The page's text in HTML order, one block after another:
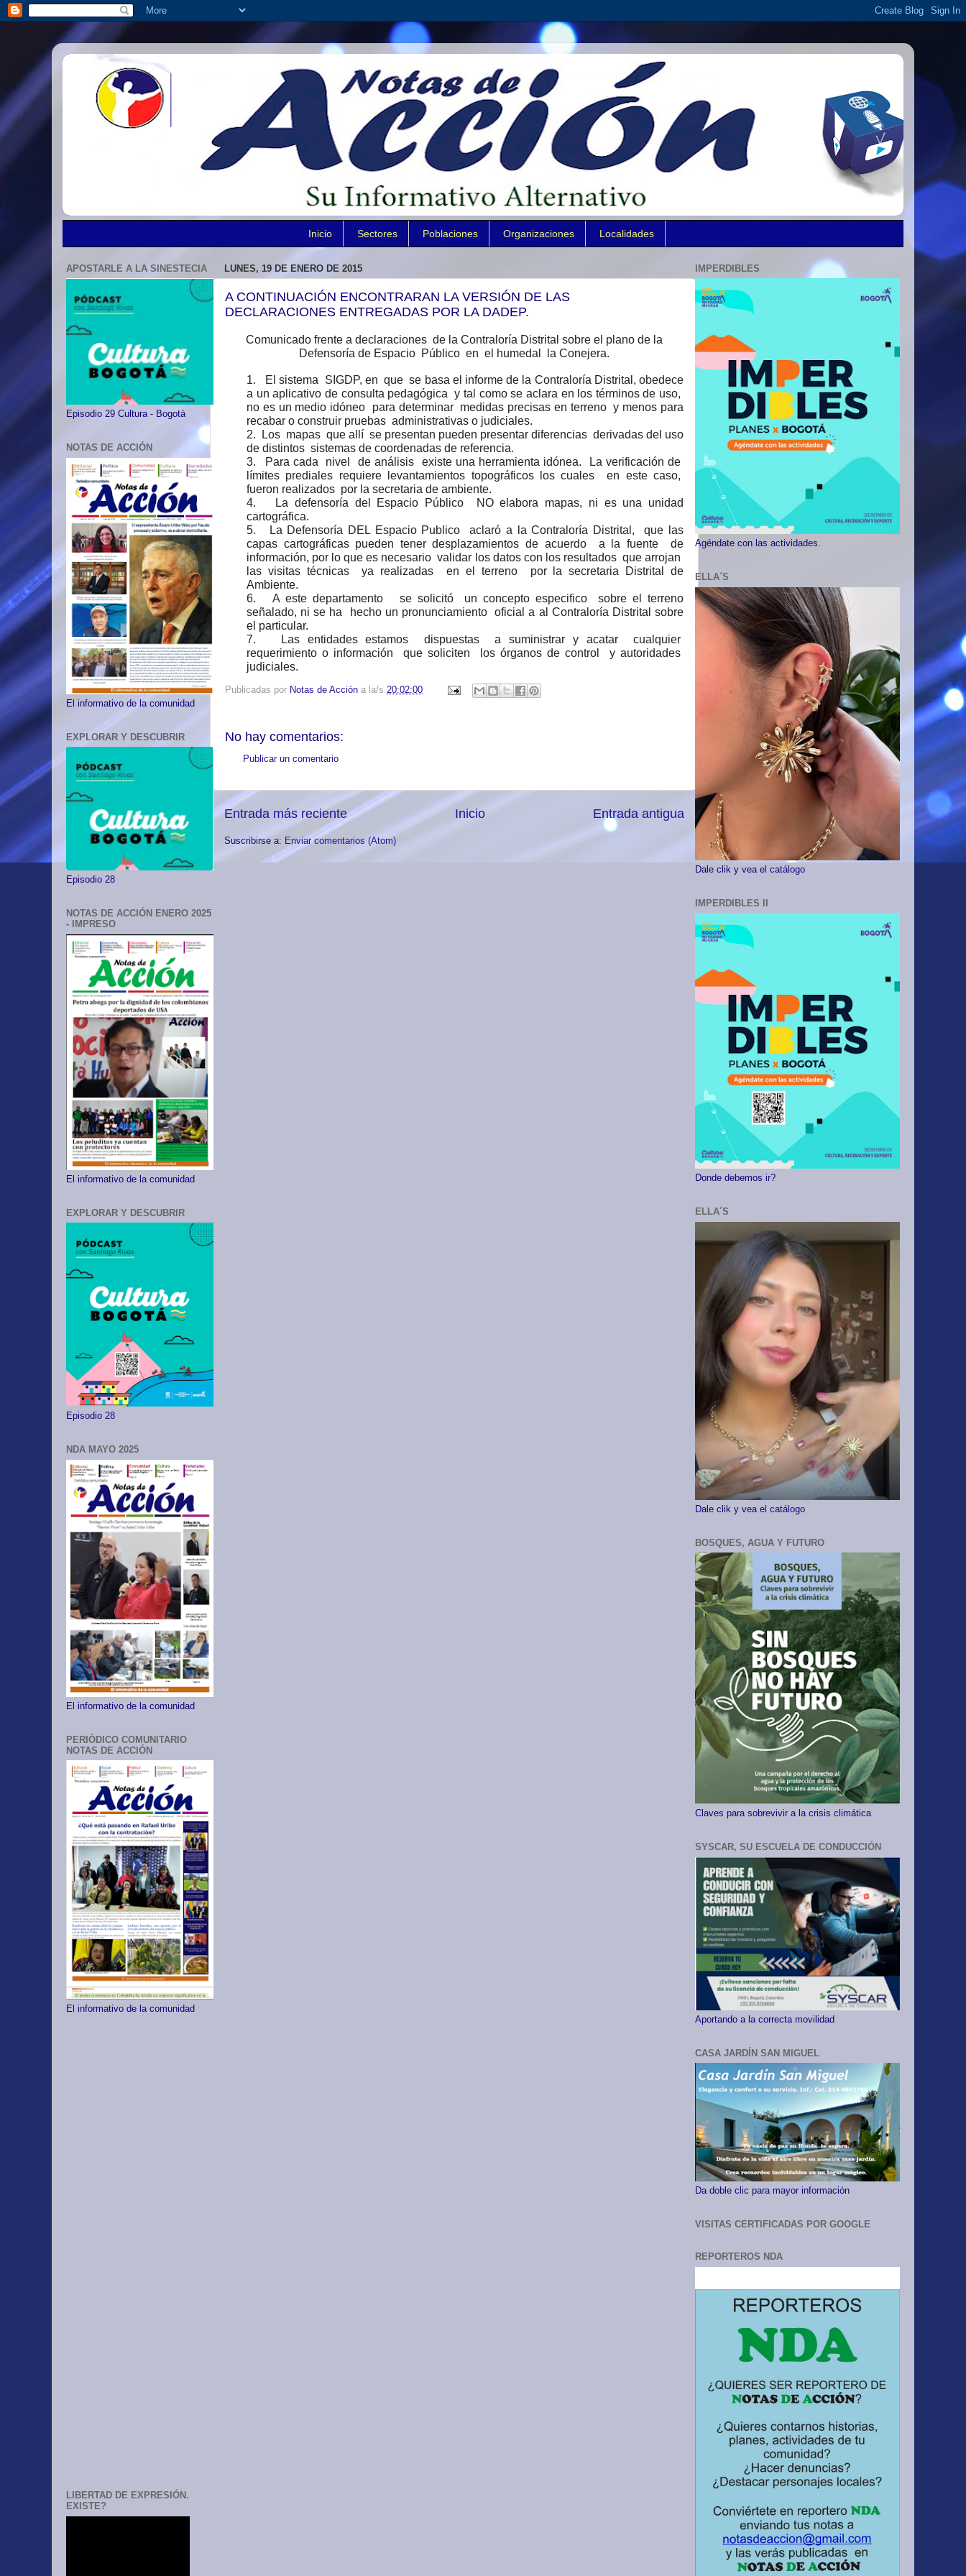
Inicio Sectores Poblaciones Organizaciones Localidades
LUNES, 19 DE ENERO DE 2015
A CONTINUACIÓN ENCONTRARAN LA VERSIÓN DE LAS
DECLARACIONES ENTREGADAS POR LA DADEP.
Comunicado frente a declaraciones de la Contraloría Distrital sobre el plano de la
Defensoría de Espacio Público en el humedal la Conejera.
1.
El sistema SIGDP, en que se basa el informe de la Contraloría Distrital, obedece
a un aplicativo de consulta pedagógica y tal como se aclara en los términos de uso,
no es un medio idóneo para determinar medidas precisas en terreno y menos para
recabar o construir pruebas administrativas o judiciales.
2.
Los mapas que allí se presentan pueden presentar diferencias derivadas del uso
de distintos sistemas de coordenadas de referencia.
3.
Para cada nivel de análisis existe una herramienta idónea. La verificación de
límites prediales requiere levantamientos topográficos los cuales en este caso,
fueron realizados por la secretaria de ambiente.
4.
La defensoría del Espacio Público NO elabora mapas, ni es una unidad
cartográfica.
5.
La Defensoría DEL Espacio Publico aclaró a la Contraloría Distrital, que las
capas cartográficas pueden tener desplazamientos de acuerdo a la fuente de
información, por lo que es necesario validar los datos con los resultados que arrojan
las visitas técnicas ya realizadas en el terreno por la secretaria Distrital de
Ambiente.
6.
A este departamento se solicitó un concepto especifico sobre el terreno
señalado, ni se ha hecho un pronunciamiento oficial a al Contraloría Distrital sobre
el particular.
7.
Las entidades estamos dispuestas a suministrar y acatar cualquier
requerimiento o información que soliciten los órganos de control y autoridades
judiciales.
Publicadas por Notas de Acción a la/s 20:02:00
No hay comentarios:
Publicar un comentario
Entrada más reciente Entrada antigua
Inicio
Suscribirse a: Enviar comentarios (Atom)
APOSTARLE A LA SINESTECIA
Episodio 29 Cultura - Bogotá
NOTAS DE ACCIÓN
El informativo de la comunidad
EXPLORAR Y DESCUBRIR
Episodio 28
NOTAS DE ACCIÓN ENERO 2025
- IMPRESO
El informativo de la comunidad
EXPLORAR Y DESCUBRIR
Episodio 28
NDA MAYO 2025
El informativo de la comunidad
PERIÓDICO COMUNITARIO
NOTAS DE ACCIÓN
El informativo de la comunidad
LIBERTAD DE EXPRESIÓN.
EXISTE?
IMPERDIBLES
Agéndate con las actividades.
ELLA´S
Dale clik y vea el catálogo
IMPERDIBLES II
Donde debemos ir?
ELLA´S
Dale clik y vea el catálogo
BOSQUES, AGUA Y FUTURO
Claves para sobrevivir a la crisis climática
SYSCAR, SU ESCUELA DE CONDUCCIÓN
Aportando a la correcta movilidad
CASA JARDÍN SAN MIGUEL
Da doble clic para mayor información
VISITAS CERTIFICADAS POR GOOGLE
REPORTEROS NDA